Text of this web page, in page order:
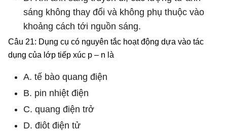
sáng không thay đổi và không phụ thuộc vào
khoảng cách tới nguồn sáng.
Câu 21: Dụng cụ có nguyên tắc hoạt động dựa vào tác
dụng của lớp tiếp xúc p – n là
A. tế bào quang điện
B. pin nhiệt điện
C. quang điện trở
D. điôt điện tử